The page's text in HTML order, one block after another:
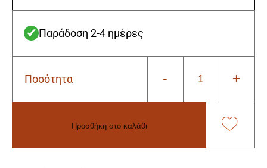
Παράδοση 2-4 ημέρες
Ποσότητα -
Total
+
Προσθήκη στο καλάθι